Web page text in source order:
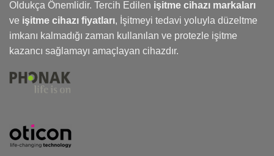
Oldukça Önemlidir. Tercih Edilen işitme cihazı markaları
ve işitme cihazı fiyatları, İşitmeyi tedavi yoluyla düzeltme
imkanı kalmadığı zaman kullanılan ve protezle işitme
kazancı sağlamayı amaçlayan cihazdır.